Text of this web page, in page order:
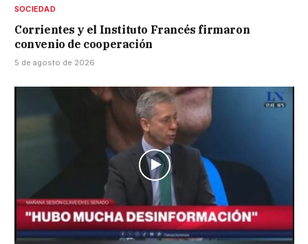
SOCIEDAD
Corrientes y el Instituto Francés firmaron
convenio de cooperación
5 de agosto de 2026